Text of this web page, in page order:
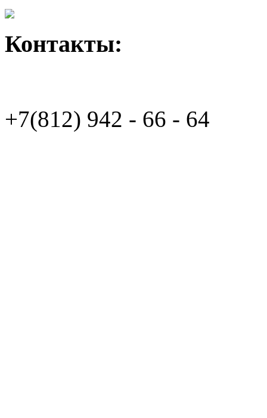
Контакты:
+7(812) 942 - 66 - 64